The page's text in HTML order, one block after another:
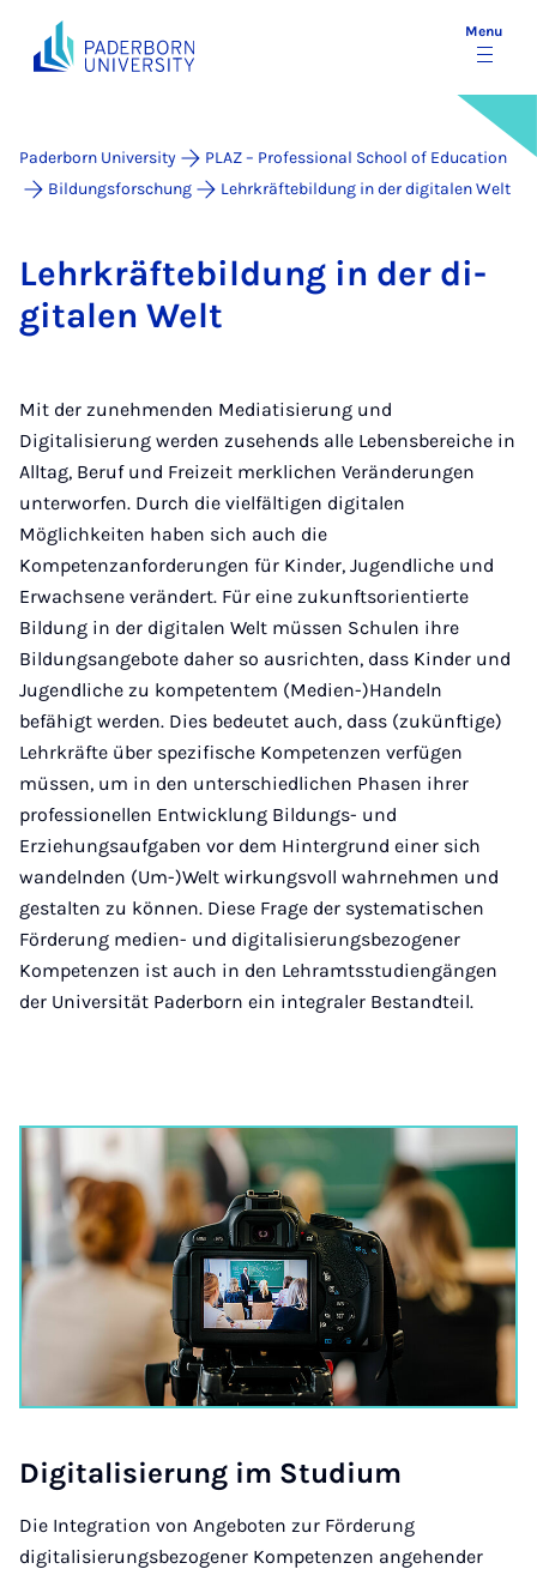
Menu
Paderborn University
PLAZ – Professional School of Education
Bildungsforschung
Lehrkräftebildung in der digitalen Welt
Lehrkräfte­bildung in der di­
gitalen Welt
Mit der zunehmenden Mediatisierung und
Digitalisierung werden zusehends alle Lebensbereiche in
Alltag, Beruf und Freizeit merklichen Veränderungen
unterworfen. Durch die vielfältigen digitalen
Möglichkeiten haben sich auch die
Kompetenzanforderungen für Kinder, Jugendliche und
Erwachsene verändert. Für eine zukunftsorientierte
Bildung in der digitalen Welt müssen Schulen ihre
Bildungsangebote daher so ausrichten, dass Kinder und
Jugendliche zu kompetentem (Medien-)Handeln
befähigt werden. Dies bedeutet auch, dass (zukünftige)
Lehrkräfte über spezifische Kompetenzen verfügen
müssen, um in den unterschiedlichen Phasen ihrer
professionellen Entwicklung Bildungs- und
Erziehungsaufgaben vor dem Hintergrund einer sich
wandelnden (Um-)Welt wirkungsvoll wahrnehmen und
gestalten zu können. Diese Frage der systematischen
Förderung medien- und digitalisierungsbezogener
Kompetenzen ist auch in den Lehramtsstudiengängen
der Universität Paderborn ein integraler Bestandteil.
Di­git­al­is­ier­ung im Stu­di­um
Die Integration von Angeboten zur Förderung
digitalisierungsbezogener Kompetenzen angehender